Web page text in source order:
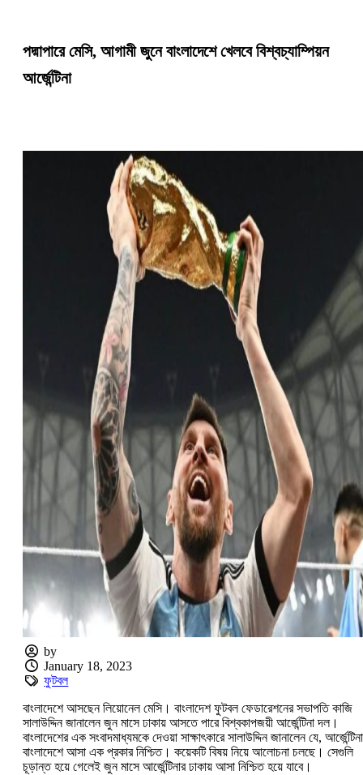
পদ্মাপারে মেসি, আগামী জুনে বাংলাদেশে খেলবে বিশ্বচ্যাম্পিয়ন
আর্জেন্টিনা
by
January 18, 2023
ফুটবল
বাংলাদেশে আসছেন লিয়োনেল মেসি। বাংলাদেশ ফুটবল ফেডারেশনের সভাপতি কাজি
সালাউদ্দিন জানালেন জুন মাসে ঢাকায় আসতে পারে বিশ্বকাপজয়ী আর্জেন্টিনা দল।
বাংলাদেশের এক সংবাদমাধ্যমকে দেওয়া সাক্ষাৎকারে সালাউদ্দিন জানালেন যে,
বাংলাদেশে আসা এক প্রকার নিশ্চিত। কয়েকটি বিষয় নিয়ে আলোচনা চলছে। সেগুলি
চূড়ান্ত হয়ে গেলেই জুন মাসে আর্জেন্টিনার ঢাকায় আসা নিশ্চিত হয়ে যাবে।